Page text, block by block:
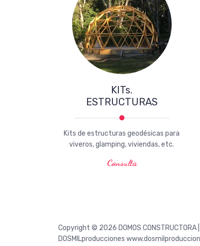
KITs.
ESTRUCTURAS
Kits de estructuras geodésicas para
viveros, glamping, viviendas, etc.
Consulta
Copyright © 2026 DOMOS CONSTRUCTORA
DOSMILproducciones